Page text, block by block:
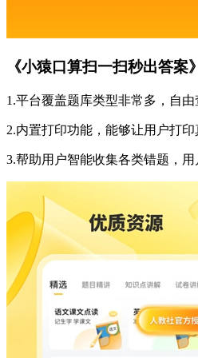
《小猿口算扫一扫秒出答案
1.平台覆盖题库类型非常多，自由
2.内置打印功能，能够让用户打
3.帮助用户智能收集各类错题，用